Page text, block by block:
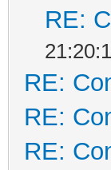
RE:
RE:
RE:
RE: